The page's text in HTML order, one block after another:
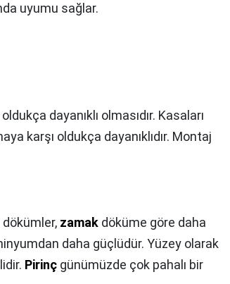
uyumu sağlar.
dayanıklı olmasıdır. Kasaları
karşı oldukça dayanıklıdır. Montaj
zamak döküme göre daha
daha güçlüdür. Yüzey olarak
Pirinç günümüzde çok pahalı bir